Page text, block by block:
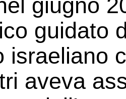
giugno
guidato
israeliano
aveva